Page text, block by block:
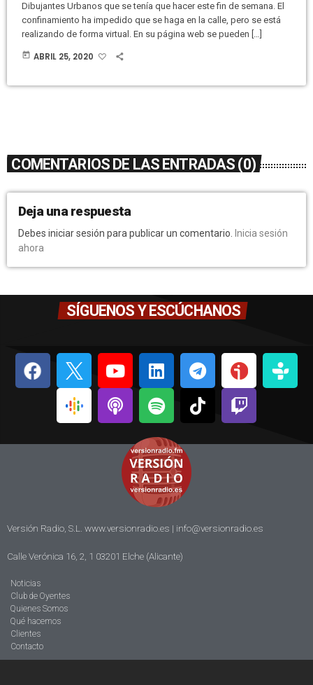
Dibujantes Urbanos que se tenía que hacer este fin de semana. El
confinamiento ha impedido que se haga en la calle, pero se está
realizando de forma virtual. En su página web se pueden […]
today ABRIL 25, 2020
COMENTARIOS DE LAS ENTRADAS (0)
Deja una respuesta
Debes iniciar sesión para publicar un comentario.
Inicia sesión
ahora
SÍGUENOS Y ESCÚCHANOS
Versión Radio, S.L. www.versionradio.es | info@versionradio.es
Calle Verónica 16, 2, 1 03201 Elche (Alicante)
Noticias
Club de Oyentes
Quienes Somos
Qué hacemos
Clientes
Contacto